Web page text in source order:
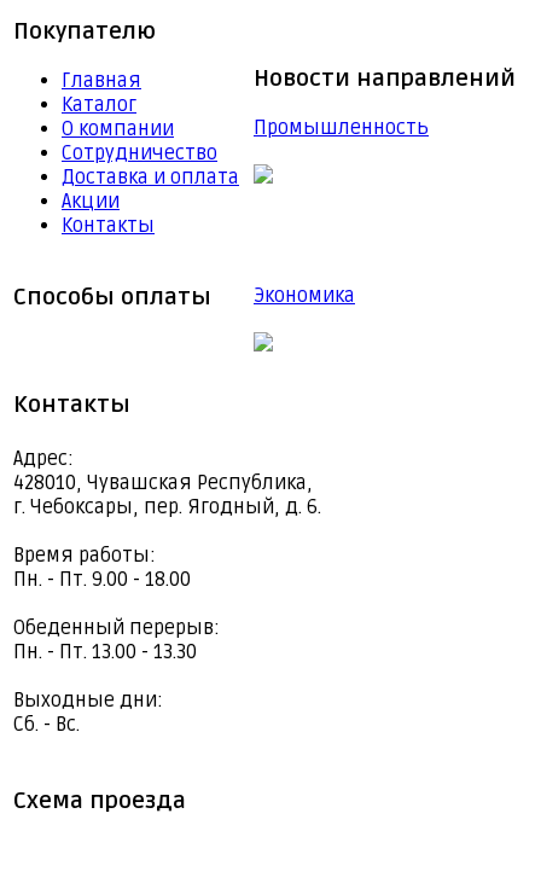
Покупателю
Главная
Каталог
О компании
Сотрудничество
Доставка и оплата
Акции
Контакты
Новости направлений
Промышленность
Способы оплаты Экономика
Контакты
Адрес:
428010, Чувашская Республика,
г. Чебоксары, пер. Ягодный, д. 6.
Время работы:
Пн. - Пт. 9.00 - 18.00
Обеденный перерыв:
Пн. - Пт. 13.00 - 13.30
Выходные дни:
Сб. - Вс.
Схема проезда